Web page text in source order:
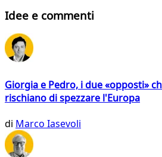
Idee e commenti
Giorgia e Pedro, i due «opposti»
rischiano di spezzare l'Europa
di Marco Iasevoli